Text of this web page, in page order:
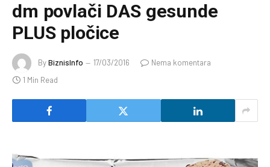
dm povlači DAS gesunde
PLUS pločice
ByBiznisInfo 17/03/2016
Nema komentara
1 Min Read